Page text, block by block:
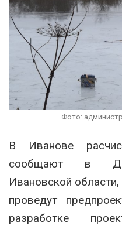
Фото:
В Иванове
сообщают в
Ивановской
проведут
разработке